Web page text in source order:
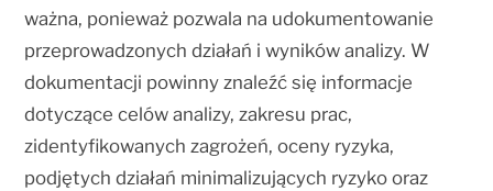
ważna, ponieważ pozwala na udokumentowanie
przeprowadzonych działań i wyników analizy. W
dokumentacji powinny znaleźć się informacje
dotyczące celów analizy, zakresu prac,
zidentyfikowanych zagrożeń, oceny ryzyka,
podjętych działań minimalizujących ryzyko oraz